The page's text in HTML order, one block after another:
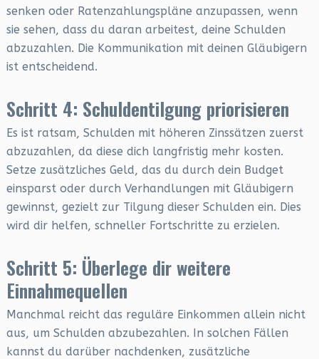
senken oder Ratenzahlungspläne anzupassen, wenn
sie sehen, dass du daran arbeitest, deine Schulden
abzuzahlen. Die Kommunikation mit deinen Gläubigern
ist entscheidend.
Schritt 4: Schuldentilgung priorisieren
Es ist ratsam, Schulden mit höheren Zinssätzen zuerst
abzuzahlen, da diese dich langfristig mehr kosten.
Setze zusätzliches Geld, das du durch dein Budget
einsparst oder durch Verhandlungen mit Gläubigern
gewinnst, gezielt zur Tilgung dieser Schulden ein. Dies
wird dir helfen, schneller Fortschritte zu erzielen.
Schritt 5: Überlege dir weitere
Einnahmequellen
Manchmal reicht das reguläre Einkommen allein nicht
aus, um Schulden abzubezahlen. In solchen Fällen
kannst du darüber nachdenken, zusätzliche